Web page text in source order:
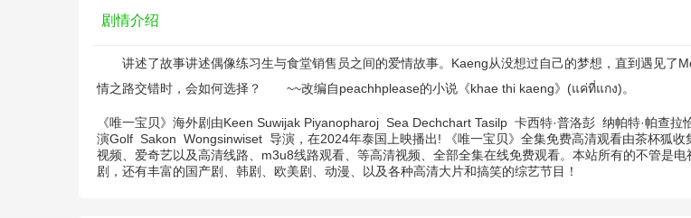
剧情介绍
讲述了故事讲述偶像练习生与食堂销售员之间的爱情故事。Kaeng从没想过自己的梦想，直到遇见了
情之路交错时，会如何选择？ ~~改编自peachhplease的小说《khae thi kaeng》(แค่ที่แกง)。
《唯一宝贝》海外剧由Keen Suwijak Piyanopharoj Sea Dechchart Tasilp 卡西特·普洛彭 纳帕特·帕查拉
演Golf Sakon Wongsinwiset 导演，在2024年泰国上映播出! 《唯一宝贝》全集免费高清观看由茶杯狐
视频、爱奇艺以及高清线路、m3u8线路观看、等高清视频、全部全集在线免费观看。本站所有的不管是
剧，还有丰富的国产剧、韩剧、欧美剧、动漫、以及各种高清大片和搞笑的综艺节目！